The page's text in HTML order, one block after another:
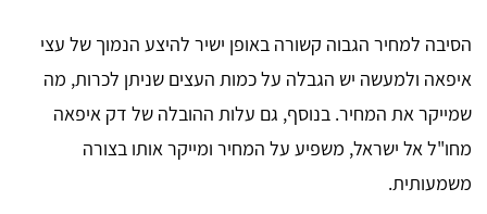
הסיבה למחיר הגבוה קשורה באופן ישיר להיצע הנמוך של עצי
איפאה ולמעשה יש הגבלה על כמות העצים שניתן לכרות, מה
שמייקר את המחיר. בנוסף, גם עלות ההובלה של דק איפאה
מחו"ל אל ישראל, משפיע על המחיר ומייקר אותו בצורה
משמעותית.